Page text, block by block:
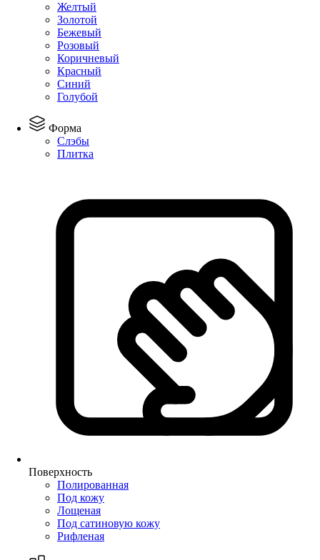
Желтый
Золотой
Бежевый
Розовый
Коричневый
Красный
Синий
Голубой
Форма
Слэбы
Плитка
Поверхность
Полированная
Под кожу
Лощеная
Под сатиновую кожу
Рифленая